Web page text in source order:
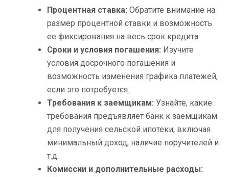
Процентная ставка: Обратите внимание на
размер процентной ставки и возможность
ее фиксирования на весь срок кредита.
Сроки и условия погашения: Изучите
условия досрочного погашения и
возможность изменения графика платежей,
если это потребуется.
Требования к заемщикам: Узнайте, какие
требования предъявляет банк к заемщикам
для получения сельской ипотеки, включая
минимальный доход, наличие поручителей и
т.д.
Комиссии и дополнительные расходы: